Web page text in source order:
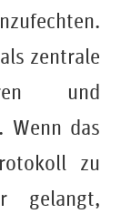
zentrale
und
Wenn das
zu
gelangt,